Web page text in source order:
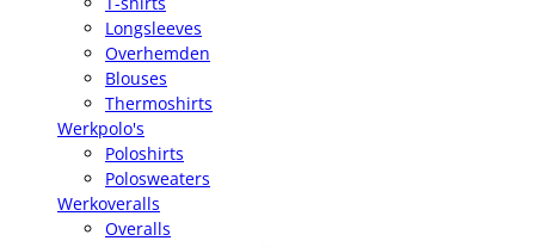
Longsleeves
Overhemden
Blouses
Thermoshirts
Werkpolo's
Poloshirts
Polosweaters
Werkoveralls
Overalls